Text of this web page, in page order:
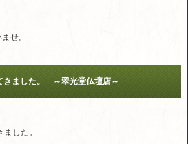
せ。
きました。 ～翠光堂仏壇店～
した。